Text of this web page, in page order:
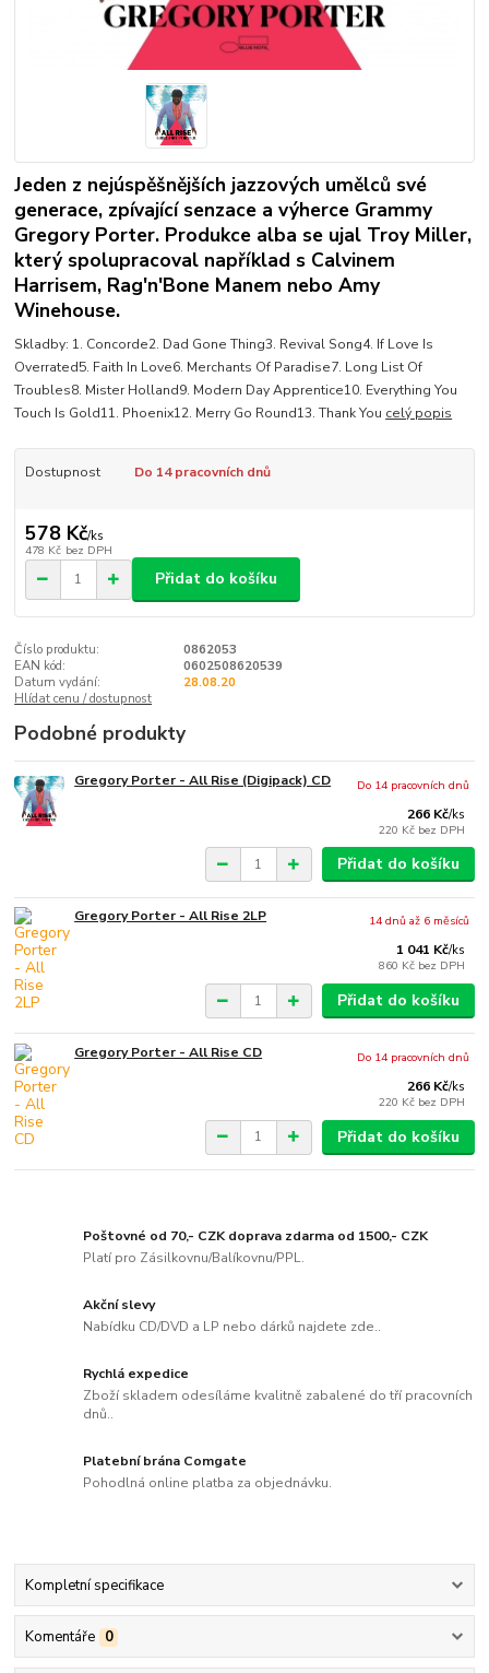
Jeden z nejúspěšnějších jazzových umělců své
generace, zpívající senzace a výherce Grammy
Gregory Porter. Produkce alba se ujal Troy Miller,
který spolupracoval například s Calvinem
Harrisem, Rag'n'Bone Manem nebo Amy
Winehouse.
Skladby: 1. Concorde2. Dad Gone Thing3. Revival Song4. If Love Is
Overrated5. Faith In Love6. Merchants Of Paradise7. Long List Of
Troubles8. Mister Holland9. Modern Day Apprentice10. Everything You
Touch Is Gold11. Phoenix12. Merry Go Round13. Thank You celý popis
Dostupnost Do 14 pracovních dnů
578 Kč/ks
478 Kč bez DPH
Přidat do košíku
Číslo produktu:
0862053
EAN kód:
0602508620539
Datum vydání:
28.08.20
Hlídat cenu / dostupnost
Podobné produkty
Gregory Porter - All Rise (Digipack) CD
266 Kč/ks
220 Kč bez DPH
Do 14 pracovních dnů
Přidat do košíku
Gregory Porter - All Rise 2LP
1 041 Kč/ks
860 Kč bez DPH
14 dnů až 6 měsíců
Přidat do košíku
Gregory Porter - All Rise CD
266 Kč/ks
220 Kč bez DPH
Do 14 pracovních dnů
Přidat do košíku
Poštovné od 70,- CZK doprava zdarma od 1500,- CZK
Platí pro Zásilkovnu/Balíkovnu/PPL.
Akční slevy
Nabídku CD/DVD a LP nebo dárků najdete zde..
Rychlá expedice
Zboží skladem odesíláme kvalitně zabalené do tří pracovních
dnů..
Platební brána Comgate
Pohodlná online platba za objednávku.
Kompletní specifikace
Komentáře 0